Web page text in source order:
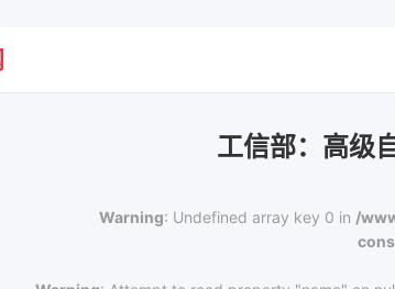
工信部：高级
Warning: Undefined array key 0 in /